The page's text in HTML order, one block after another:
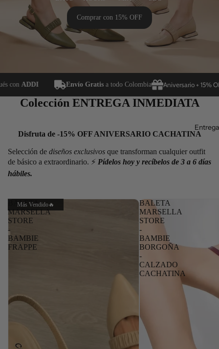
Comprar con 15% OFF
conADDI Envío Gratisa todo Colombia Aniversario + 15%
Colección ENTREGA INMEDIATA
Disfruta de -15% OFF ANIVERSARIO CACHATINA
Selección de diseños exclusivos que transforman cualquier outfit
de básico a extraordinario. ⚡ Pídelos hoy y recíbelos de 3 a 6 días
hábiles.
Más Vendido🔥
BALETA
MARSELLA
STORE
-
BAMBIE
FRAPPE
BALETA
MARSELLA
STORE
-
BAMBIE
BORGOÑA
-
CALZADO
CACHATINA